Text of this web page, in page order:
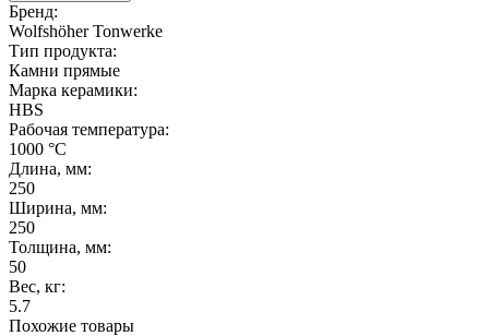
Бренд:
Wolfshöher Tonwerke
Тип продукта:
Камни прямые
Марка керамики:
HBS
Рабочая температура:
1000 °С
Длина, мм:
250
Ширина, мм:
250
Толщина, мм:
50
Вес, кг:
5.7
Похожие товары